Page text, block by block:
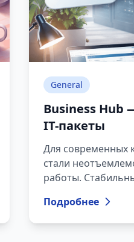
General
Business Hub
IT-пакеты
Для современных
стали
работы.
поддержка
дополнительным
Подробнее